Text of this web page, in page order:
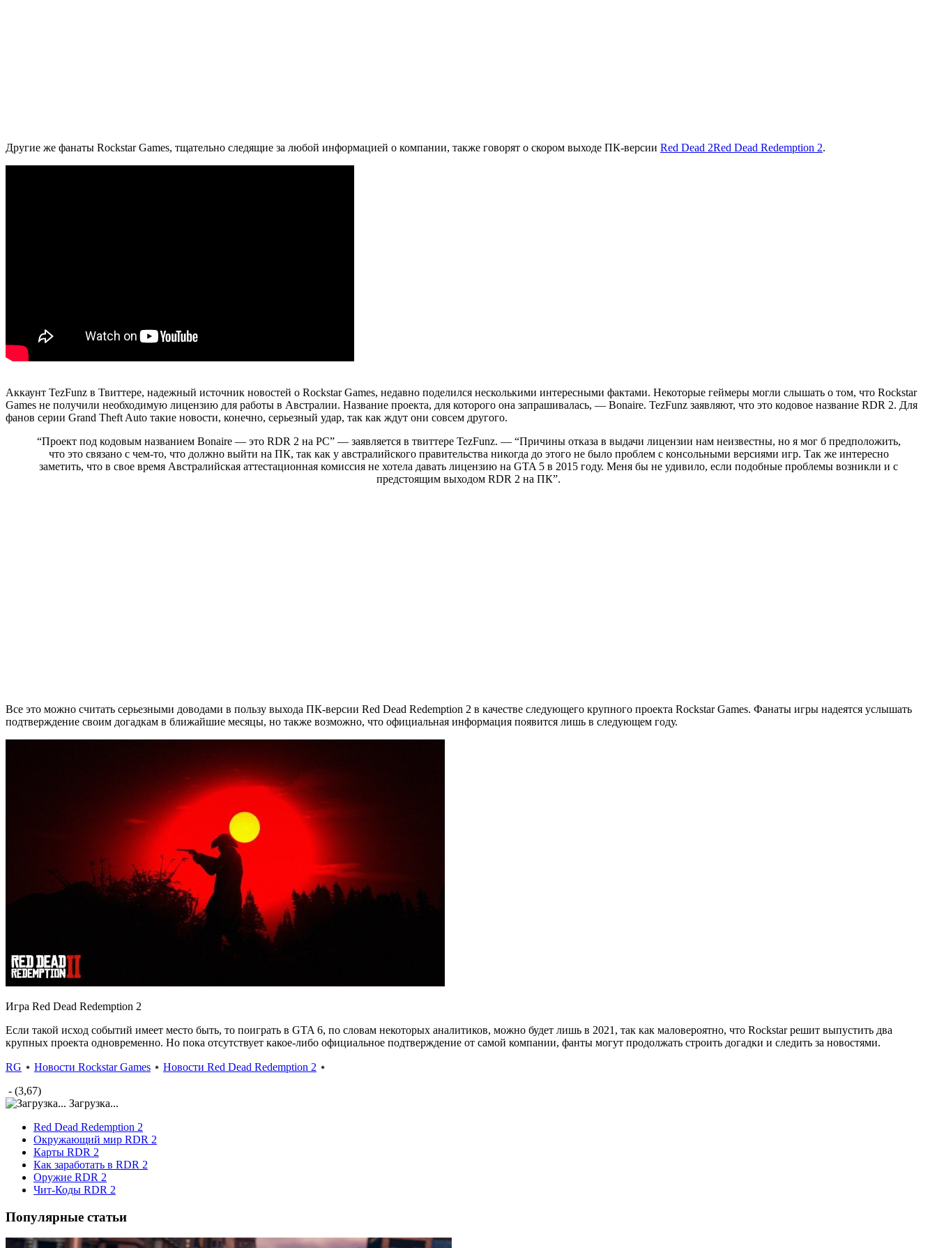
Другие же фанаты Rockstar Games, тщательно следящие за любой информацией о компании, также говорят о скором выходе ПК-версии Red Dead 2Red Dead Redemption 2.
Аккаунт TezFunz в Твиттере, надежный источник новостей о Rockstar Games, недавно поделился несколькими интересными фактами. Некоторые геймеры могли слышать о том, что Rockstar
Games не получили необходимую лицензию для работы в Австралии. Название проекта, для которого она запрашивалась, — Bonaire. TezFunz заявляют, что это кодовое название RDR 2. Для
фанов серии Grand Theft Auto такие новости, конечно, серьезный удар, так как ждут они совсем другого.
“Проект под кодовым названием Bonaire — это RDR 2 на PC” — заявляется в твиттере TezFunz. — “Причины отказа в выдачи лицензии нам неизвестны, но я мог б предположить,
что это связано с чем-то, что должно выйти на ПК, так как у австралийского правительства никогда до этого не было проблем с консольными версиями игр. Так же интересно
заметить, что в свое время Австралийская аттестационная комиссия не хотела давать лицензию на GTA 5 в 2015 году. Меня бы не удивило, если подобные проблемы возникли и с
предстоящим выходом RDR 2 на ПК”.
Все это можно считать серьезными доводами в пользу выхода ПК-версии Red Dead Redemption 2 в качестве следующего крупного проекта Rockstar Games. Фанаты игры надеятся услышать
подтверждение своим догадкам в ближайшие месяцы, но также возможно, что официальная информация появится лишь в следующем году.
Игра Red Dead Redemption 2
Если такой исход событий имеет место быть, то поиграть в GTA 6, по словам некоторых аналитиков, можно будет лишь в 2021, так как маловероятно, что Rockstar решит выпустить два
крупных проекта одновременно. Но пока отсутствует какое-либо официальное подтверждение от самой компании, фанты могут продолжать строить догадки и следить за новостями.
RG ⋆ Новости Rockstar Games ⋆ Новости Red Dead Redemption 2 ⋆
- (3,67)
Загрузка...
Red Dead Redemption 2
Окружающий мир RDR 2
Карты RDR 2
Как заработать в RDR 2
Оружие RDR 2
Чит-Коды RDR 2
Популярные статьи